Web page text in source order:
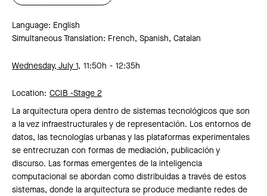
Language: English
Simultaneous Translation: French, Spanish, Catalan
Wednesday, July 1, 11:50h 12:35h
Location: CCIB -Stage 2
La arquitectura opera dentro de sistemas tecnológicos que son
a la vez infraestructurales y de representación. Los entornos de
datos, las tecnologías urbanas y las plataformas experimentales
se entrecruzan con formas de mediación, publicación y
discurso. Las formas emergentes de la inteligencia
computacional se abordan como distribuidas a través de estos
sistemas, donde la arquitectura se produce mediante redes de